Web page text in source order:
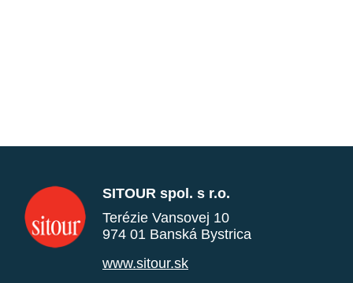
SITOUR spol. s r.o.
Terézie Vansovej 10
974 01 Banská Bystrica
www.sitour.sk